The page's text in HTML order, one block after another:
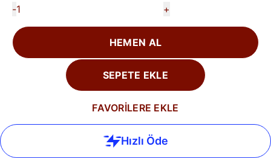
- +
HEMEN AL
SEPETE EKLE
FAVORİLERE EKLE